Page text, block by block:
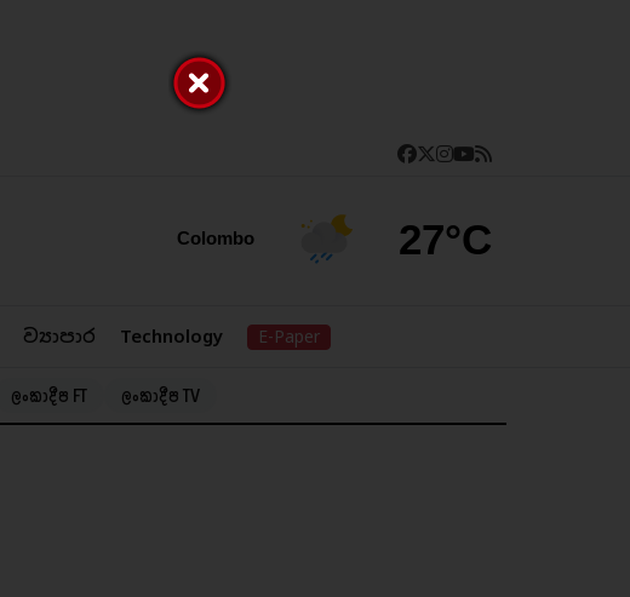
Colombo 27°C
ව්‍යාපාර Technology E-Paper
ලංකාදීප FT ලංකාදීප TV